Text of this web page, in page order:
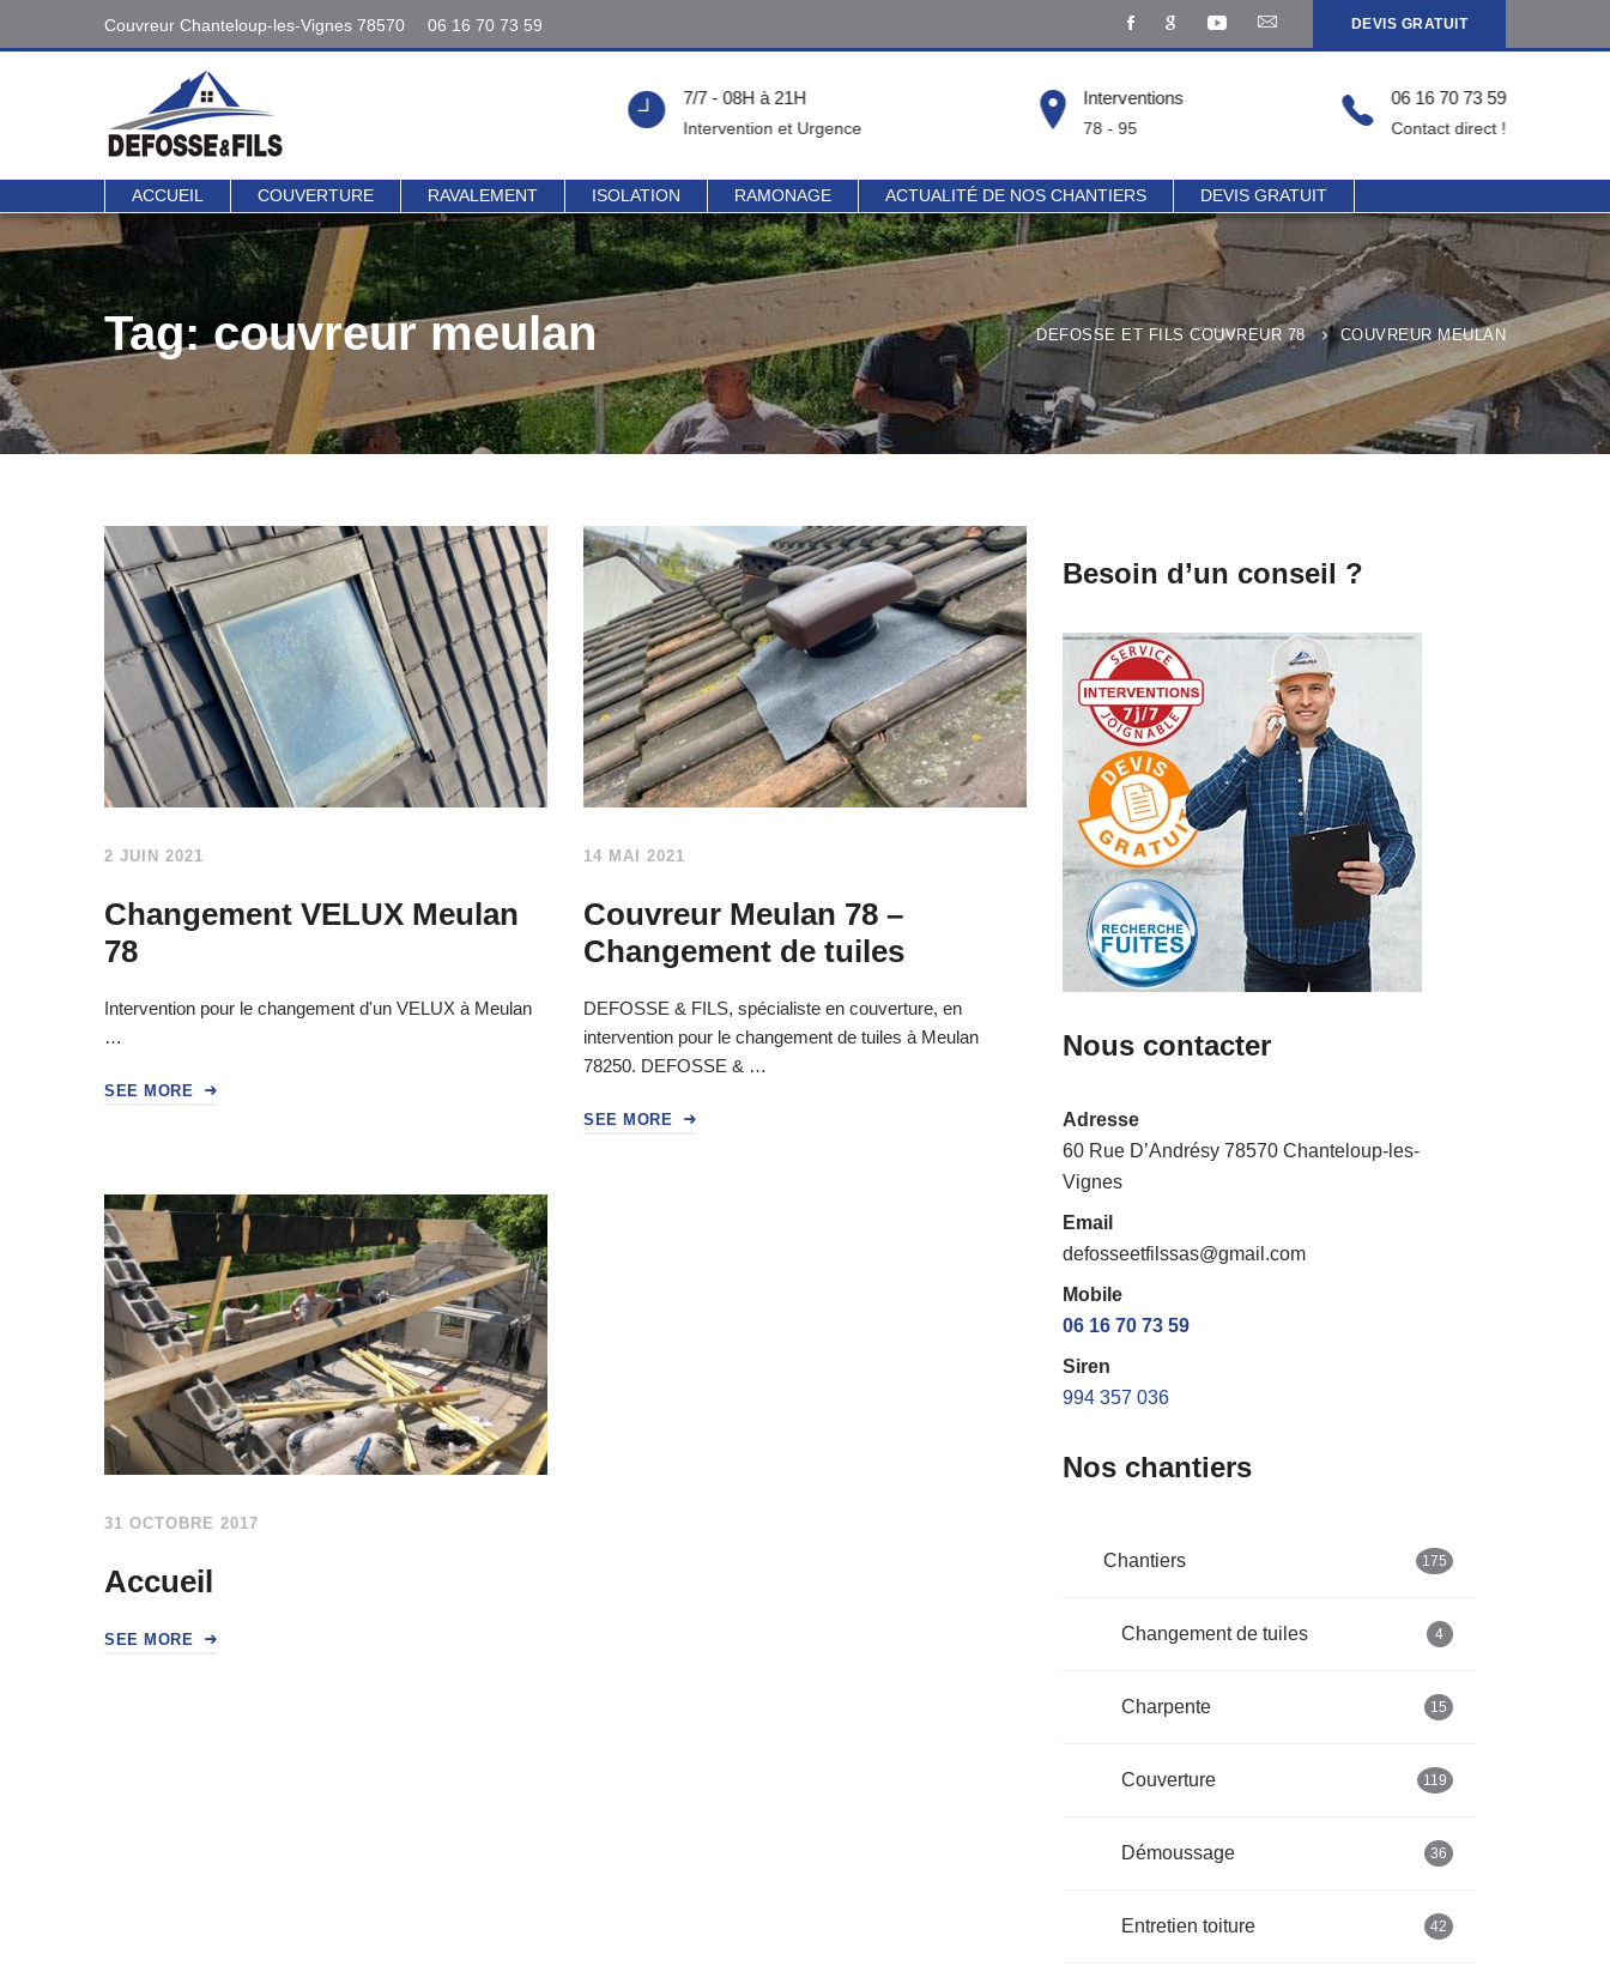
Couvreur Chanteloup-les-Vignes 78570 06 16 70 73 59 DEVIS GRATUIT
Interventions
78 - 95
7/7 - 08H à 21H
Intervention et Urgence
Interventions
78 - 95
06 16 70 73 59
Contact direct !
ACCUEIL COUVERTURE RAVALEMENT ISOLATION RAMONAGE ACTUALITÉ DE NOS CHANTIERS DEVIS GRATUIT
Tag: couvreur meulan DEFOSSE ET FILS COUVREUR 78 COUVREUR MEULAN
2 JUIN 2021
Changement VELUX Meulan
78
Intervention pour le changement d'un VELUX à Meulan
…
SEE MORE
14 MAI 2021
Couvreur Meulan 78 –
Changement de tuiles
DEFOSSE & FILS, spécialiste en couverture, en
intervention pour le changement de tuiles à Meulan
78250. DEFOSSE & …
SEE MORE
31 OCTOBRE 2017
Accueil
SEE MORE
Besoin d’un conseil ?
Nous contacter
Adresse
60 Rue D’Andrésy 78570 Chanteloup-les-
Vignes
Email
defosseetfilssas@gmail.com
Mobile
06 16 70 73 59
Siren
994 357 036
Nos chantiers
Chantiers 175
Changement de tuiles 4
Charpente 15
Couverture 119
Démoussage 36
Entretien toiture 42